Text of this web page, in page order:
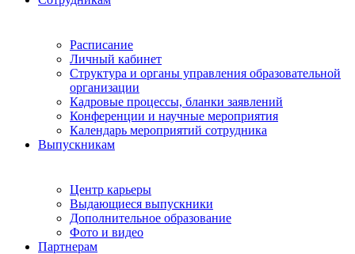
Расписание
Личный кабинет
Структура и органы управления образовательной
организации
Кадровые процессы, бланки заявлений
Конференции и научные мероприятия
Календарь мероприятий сотрудника
Выпускникам
Центр карьеры
Выдающиеся выпускники
Дополнительное образование
Фото и видео
Партнерам